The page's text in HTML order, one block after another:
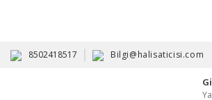
8502418517 Bilgi@halisaticisi.com